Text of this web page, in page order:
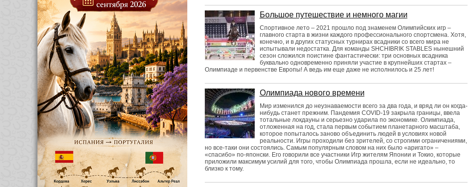
Большое путешествие и немного магии
Спортивное лето – 2021 прошло под знаменем Олимпийских игр –
главного старта в жизни каждого профессионального спортсмена. Хотя,
конечно, и в других статусных турнирах всадники со всего мира не
испытывали недостатка. Для команды SHCHIBRIK STABLES нынешний
сезон сложился поистине фантастически: три основных всадника
буквально одновременно приняли участие в крупнейших стартах –
Олимпиаде и первенстве Европы! А ведь им еще даже не исполнилось и 25 лет!
Олимпиада нового времени
Мир изменился до неузнаваемости всего за два года, и вряд ли он когда-
нибудь станет прежним. Пандемия COVID-19 закрыла границы, ввела
тотальные локдауны и серьезно ударила по экономике. Олимпиада,
отложенная на год, стала первым событием планетарного масштаба,
которое попыталось заново объединить людей в условиях новой
реальности. Игры проходили без зрителей, со строгими ограничениями,
но все-таки они состоялись. Самым популярным словом на них было «аригато» –
«спасибо» по-японски. Его говорили все участники Игр жителям Японии и Токио, которые
приложили максимум усилий для того, чтобы Олимпиада прошла, если не идеально, то
близко к тому.